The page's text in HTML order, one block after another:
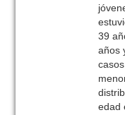
39
años
edad